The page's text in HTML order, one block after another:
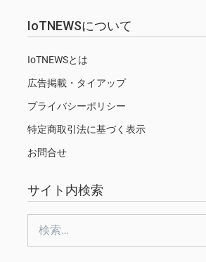
IoTNEWSについて
IoTNEWSとは
広告掲載・タイアップ
プライバシーポリシー
特定商取引法に基づく表示
お問合せ
サイト内検索